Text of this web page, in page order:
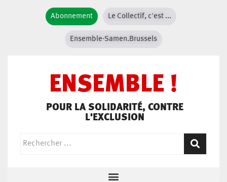
Abonnement Le Collectif, c'est ...
Ensemble-Samen.Brussels
ENSEMBLE !
POUR LA SOLIDARITÉ, CONTRE
L'EXCLUSION